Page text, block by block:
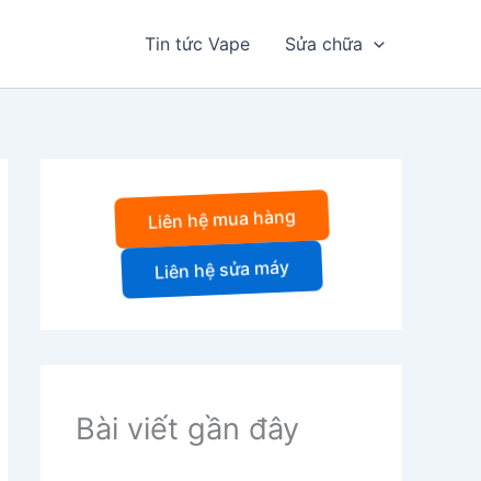
Tin tức Vape Sửa chữa
Liên hệ mua hàng
Liên hệ sửa máy
Bài viết gần đây